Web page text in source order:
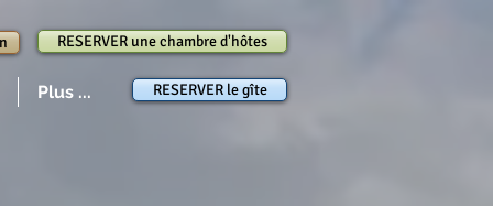
RESERVER une chambre d'hôtes
Plus ... RESERVER le gîte